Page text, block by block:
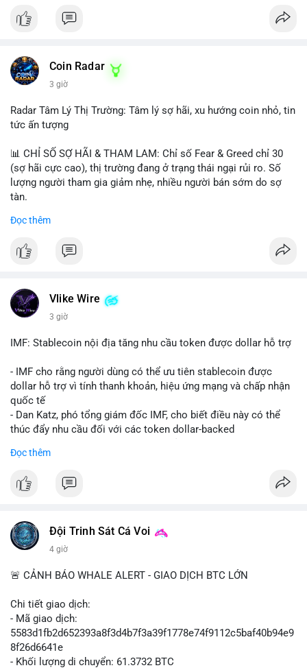
Coin Radar
3 giờ
Radar Tâm Lý Thị Trường: Tâm lý sợ hãi, xu hướng coin nhỏ, tin
tức ấn tượng
📊 CHỈ SỐ SỢ HÃI & THAM LAM: Chỉ số Fear & Greed chỉ 30
(sợ hãi cực cao), thị trường đang ở trạng thái ngại rủi ro. Số
lượng người tham gia giảm nhẹ, nhiều người bán sớm do sợ
tàn.
📈 XU HƯỚNG TÌM KIẾM & THẢO LUẬN: Biconomy (BICO),
coin được tìm kiếm nhiều nhất. Chủ đề NFT (Pudgy Penguins),
💬 DÒNG CHẢY TIN TỨC & TRUYỀN THÔNG: Bàn tán trên
Binance Square tập trung vào lệnh kẹp, dự báo NVDA và Musk
luận về Clearity Act.
💡 NHẬN ĐỊNH & KHUYẾN NGHỊ: Tâm lý ngắn hạn vẫn tiêu
cực do sợ hãi, nhưng xu hướng coin nhỏ và tin tức AI/NVIDA
có thể tạo cơ hội mua sớm. Cần theo dõi sự thay đổi trong
chính sách crypto Mỹ.
Đọc thêm
Vlike Wire
3 giờ
IMF: Stablecoin nội địa tăng nhu cầu token được dollar hỗ trợ
- IMF cho rằng người dùng có thể ưu tiên stablecoin được
dollar hỗ trợ vì tính thanh khoản, hiệu ứng mạng và chấp nhận
quốc tế
- Dan Katz, phó tổng giám đốc IMF, cho biết điều này có thể
thúc đẩy nhu cầu đối với các token dollar-backed
triển stablecoin nội địa
$btc $eth
📰 Nguồn: Cointelegraph
Đọc thêm
Đội Trinh Sát Cá Voi
4 giờ
🚨 CẢNH BÁO WHALE ALERT - GIAO DỊCH BTC LỚN
Chi tiết giao dịch:
- Mã giao dịch:
5583d1fb2d652393a8f3d4b7f3a39f1778e74f9112c5baf40b94e9
8f26d6641e
- Khối lượng di chuyển: 61.3732 BTC